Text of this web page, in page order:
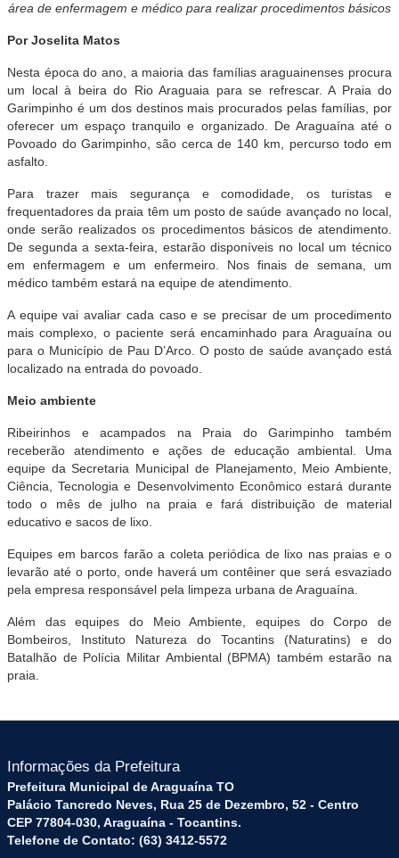
área de enfermagem e médico para realizar procedimentos básicos
Por Joselita Matos
Nesta época do ano, a maioria das famílias araguainenses procura
um local à beira do Rio Araguaia para se refrescar. A Praia do
Garimpinho é um dos destinos mais procurados pelas famílias, por
oferecer um espaço tranquilo e organizado. De Araguaína até o
Povoado do Garimpinho, são cerca de 140 km, percurso todo em
asfalto.
Para trazer mais segurança e comodidade, os turistas e
frequentadores da praia têm um posto de saúde avançado no local,
onde serão realizados os procedimentos básicos de atendimento.
De segunda a sexta-feira, estarão disponíveis no local um técnico
em enfermagem e um enfermeiro. Nos finais de semana, um
médico também estará na equipe de atendimento.
A equipe vai avaliar cada caso e se precisar de um procedimento
mais complexo, o paciente será encaminhado para Araguaína ou
para o Município de Pau D’Arco. O posto de saúde avançado está
localizado na entrada do povoado.
Meio ambiente
Ribeirinhos e acampados na Praia do Garimpinho também
receberão atendimento e ações de educação ambiental. Uma
equipe da Secretaria Municipal de Planejamento, Meio Ambiente,
Ciência, Tecnologia e Desenvolvimento Econômico estará durante
todo o mês de julho na praia e fará distribuição de material
educativo e sacos de lixo.
Equipes em barcos farão a coleta periódica de lixo nas praias e o
levarão até o porto, onde haverá um contêiner que será esvaziado
pela empresa responsável pela limpeza urbana de Araguaína.
Além das equipes do Meio Ambiente, equipes do Corpo de
Bombeiros, Instituto Natureza do Tocantins (Naturatins) e do
Batalhão de Polícia Militar Ambiental (BPMA) também estarão na
praia.
Informações da Prefeitura
Prefeitura Municipal de Araguaína TO
Palácio Tancredo Neves, Rua 25 de Dezembro, 52 - Centro
CEP 77804-030, Araguaína - Tocantins.
Telefone de Contato: (63) 3412-5572